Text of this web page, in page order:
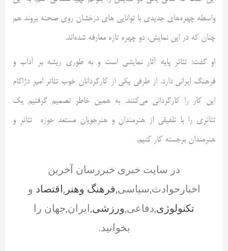
واسطه چهره‌های جدیدی با توانایی های درخشان روی صحنه بروند هم
چنان که در این نمایش، دو چهره تازه معارفه شده‌‌اند.
او گفت: تئاتر پایه آثار نمایشی است و به طوری ریشه بر آداب و
فرهنگ ایرانی دارد. از طرفی یکی از کارگردانان خوب تئاتر امیر دژاکام
این کار را کارگردانی می‌کنند. به همین خاطر تصمیم گرفتیم یک
تئاتری را با تلفیقی از هنرمندان و هنرجویان مستعد حوزه تئاتر و
هنرمندان برجسته کار کنیم.
در سایت خبری خبررسان آخرین
اخبارحوادث,سیاسی,فرهنگ وهنر ,اقتصاد و
تکنولوژی,دفاعی,ورزشی,ایران,جهان را
بخوانید.